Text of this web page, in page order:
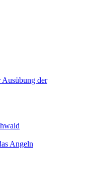
Ausübung der
Angeln